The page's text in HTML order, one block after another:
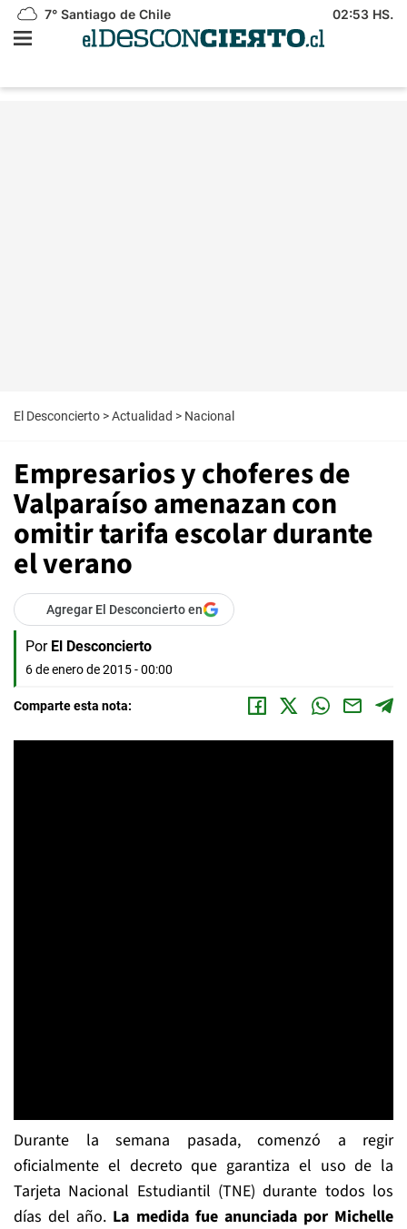
7° Santiago de Chile 02:53 HS.
El Desconcierto >Actualidad > Nacional
Empresarios y choferes de
Valparaíso amenazan con
omitir tarifa escolar durante
el verano
Agregar El Desconcierto en
Por El Desconcierto
6 de enero de 2015 - 00:00
Comparte esta nota:
Durante la semana pasada, comenzó a regir
oficialmente el decreto que garantiza el uso de la
Tarjeta Nacional Estudiantil (TNE) durante todos los
días del año. La medida fue anunciada por Michelle